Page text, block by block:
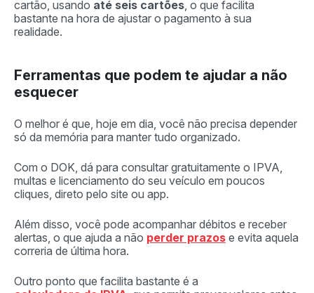
cartão, usando até seis cartões, o que facilita
bastante na hora de ajustar o pagamento à sua
realidade.
Ferramentas que podem te ajudar a não
esquecer
O melhor é que, hoje em dia, você não precisa depender
só da memória para manter tudo organizado.
Com o DOK, dá para consultar gratuitamente o IPVA,
multas e licenciamento do seu veículo em poucos
cliques, direto pelo site ou app.
Além disso, você pode acompanhar débitos e receber
alertas, o que ajuda a não perder prazos e evita aquela
correria de última hora.
Outro ponto que facilita bastante é a